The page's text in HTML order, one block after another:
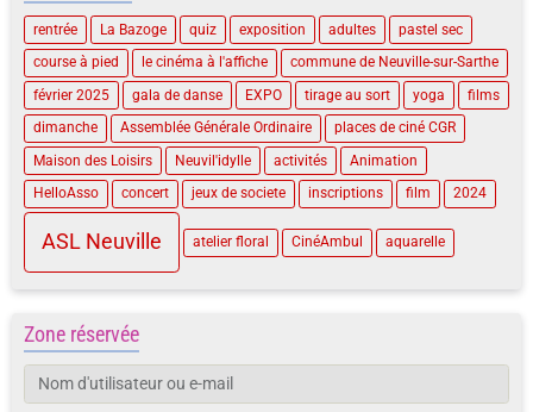
rentrée La Bazoge quiz exposition adultes
pastel sec
course à pied
le cinéma à l'affiche
commune de Neuville-sur-Sarthe
février 2025
gala de danse EXPO tirage au sort yoga
films
dimanche
Assemblée Générale Ordinaire
places de ciné CGR
Maison des Loisirs
Neuvil'idylle activités
Animation
HelloAsso
concert jeux de societe inscriptions film 2024
ASL Neuville atelier floral CinéAmbul aquarelle
Zone réservée